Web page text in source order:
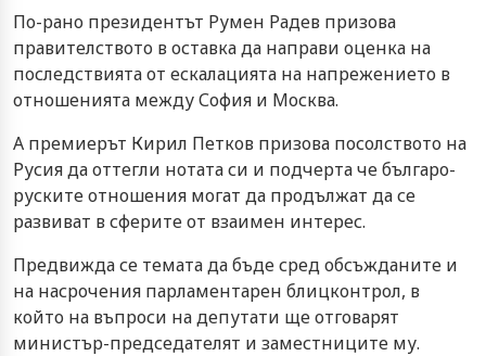
По-рано президентът Румен Радев призова
правителството в оставка да направи оценка на
последствията от ескалацията на напрежението в
отношенията между София и Москва.
А премиерът Кирил Петков призова посолството на
Русия да оттегли нотата си и подчерта че българо-
руските отношения могат да продължат да се
развиват в сферите от взаимен интерес.
Предвижда се темата да бъде сред обсъжданите и
на насрочения парламентарен блицконтрол, в
който на въпроси на депутати ще отговарят
министър-председателят и заместниците му.